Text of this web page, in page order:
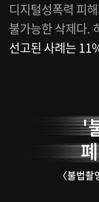
디지털성폭력 피
불가능한 삭제다.
선고된 사례는
'
〈불법